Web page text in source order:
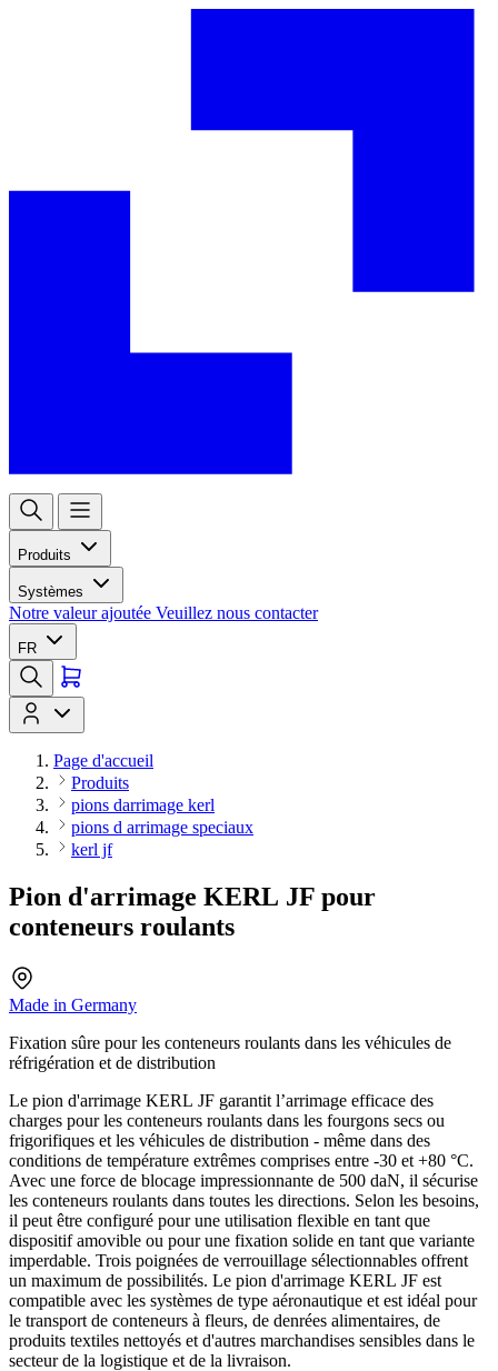
Produits
Systèmes
Notre valeur ajoutée Veuillez nous contacter
FR
Page d'accueil
Produits
pions darrimage kerl
pions d arrimage speciaux
kerl jf
Pion d'arrimage KERL JF pour
conteneurs roulants
Made in Germany
Fixation sûre pour les conteneurs roulants dans les véhicules de
réfrigération et de distribution
Le pion d'arrimage KERL JF garantit l’arrimage efficace des
charges pour les conteneurs roulants dans les fourgons secs ou
frigorifiques et les véhicules de distribution - même dans des
conditions de température extrêmes comprises entre -30 et +80 °C.
Avec une force de blocage impressionnante de 500 daN, il sécurise
les conteneurs roulants dans toutes les directions. Selon les besoins,
il peut être configuré pour une utilisation flexible en tant que
dispositif amovible ou pour une fixation solide en tant que variante
imperdable. Trois poignées de verrouillage sélectionnables offrent
un maximum de possibilités. Le pion d'arrimage KERL JF est
compatible avec les systèmes de type aéronautique et est idéal pour
le transport de conteneurs à fleurs, de denrées alimentaires, de
produits textiles nettoyés et d'autres marchandises sensibles dans le
secteur de la logistique et de la livraison.